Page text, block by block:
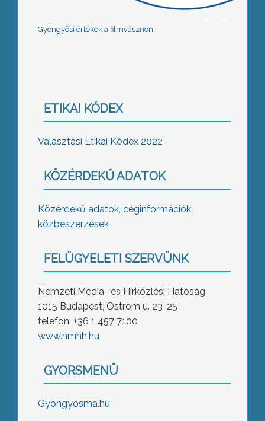
Gyöngyösi értékek a filmvásznon
ETIKAI KÓDEX
Választási Etikai Kódex 2022
KÖZÉRDEKŰ ADATOK
Közérdekű adatok, céginformációk,
közbeszerzések
FELÜGYELETI SZERVÜNK
Nemzeti Média- és Hírközlési Hatóság
1015 Budapest, Ostrom u. 23-25
telefon: +36 1 457 7100
www.nmhh.hu
GYORSMENÜ
Gyöngyösma.hu